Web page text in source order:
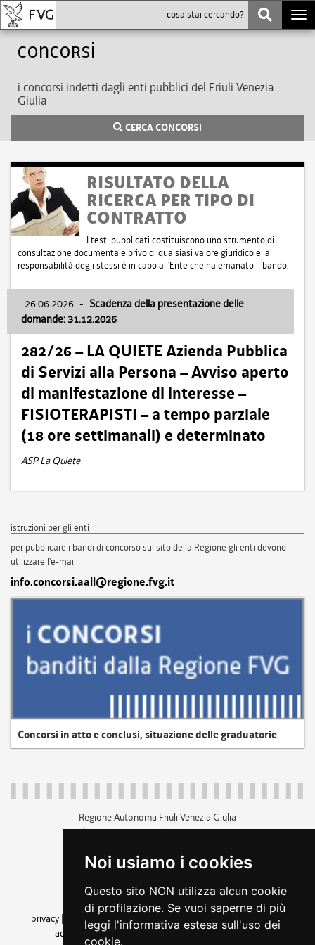
Noi usiamo i cookies
Questo sito NON utilizza alcun cookie
di profilazione. Se vuoi saperne di più
leggi l'informativa estesa sull'uso dei
cookie.
Concorsi
i concorsi indetti dagli enti pubblici del Friuli Venezia
Giulia
CERCA CONCORSI
RISULTATO DELLA
RICERCA PER TIPO DI
CONTRATTO
I testi pubblicati costituiscono uno strumento di
consultazione documentale privo di qualsiasi valore giuridico e la
responsabilità degli stessi è in capo all'Ente che ha emanato il bando.
26.06.2026 - Scadenza della presentazione delle
domande: 31.12.2026
282/26 – LA QUIETE Azienda Pubblica
di Servizi alla Persona – Avviso aperto
di manifestazione di interesse –
FISIOTERAPISTI – a tempo parziale
(18 ore settimanali) e determinato
ASP La Quiete
istruzioni per gli enti
per pubblicare i bandi di concorso sul sito della Regione gli enti devono
utilizzare l'e-mail
info.concorsi.aall@regione.fvg.it
Concorsi in atto e conclusi, situazione delle graduatorie
Regione Autonoma Friuli Venezia Giulia
c.f. 80014930327; p.iva 00526040324
+39 040 3771111
amministrazione trasparente
privacy
cookie |note legali accessibilità
dichiarazione di
accessibilità| feedback cambio preferenze cookie